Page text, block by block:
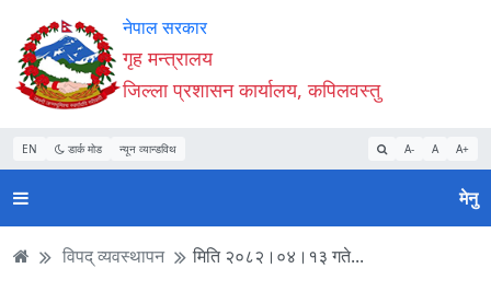
Accessibility
Mode
सुरु
गर्नुहोस्
सामाग्री
पढ्नुहाेस्
नेभिगेसन
पढ्नुहाेस्
वेबसाइट
खोजमा
जानुहोस्
नेपाल सरकार
गृह मन्त्रालय
जिल्ला प्रशासन कार्यालय, कपिलवस्तु
EN डार्क मोड न्यून व्यान्डविथ A- A A+
मेनु
विपद् व्यवस्थापन मिति २०८२।०४।१३ गते...